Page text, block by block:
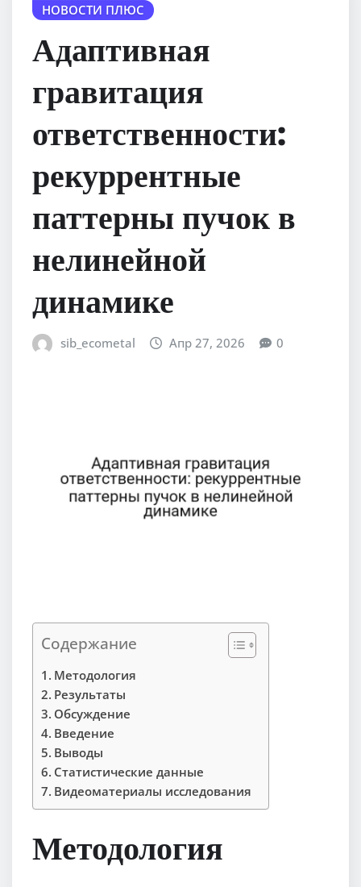
НОВОСТИ ПЛЮС
Адаптивная
гравитация
ответственности:
рекуррентные
паттерны пучок в
нелинейной
динамике
sib_ecometal Апр 27, 2026 0
Содержание
Методология
Результаты
Обсуждение
Введение
Выводы
Статистические данные
Видеоматериалы исследования
Методология